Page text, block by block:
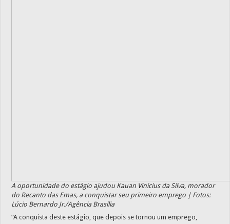
A oportunidade do estágio ajudou Kauan Vinicius da Silva, morador
do Recanto das Emas, a conquistar seu primeiro emprego | Fotos:
Lúcio Bernardo Jr./Agência Brasília
“A conquista deste estágio, que depois se tornou um emprego,